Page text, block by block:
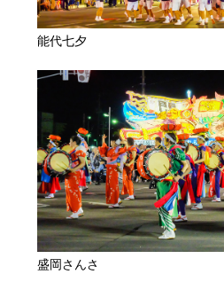
能代七夕
盛岡さんさ